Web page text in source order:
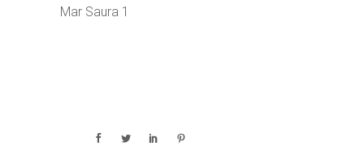
Mar Saura 1